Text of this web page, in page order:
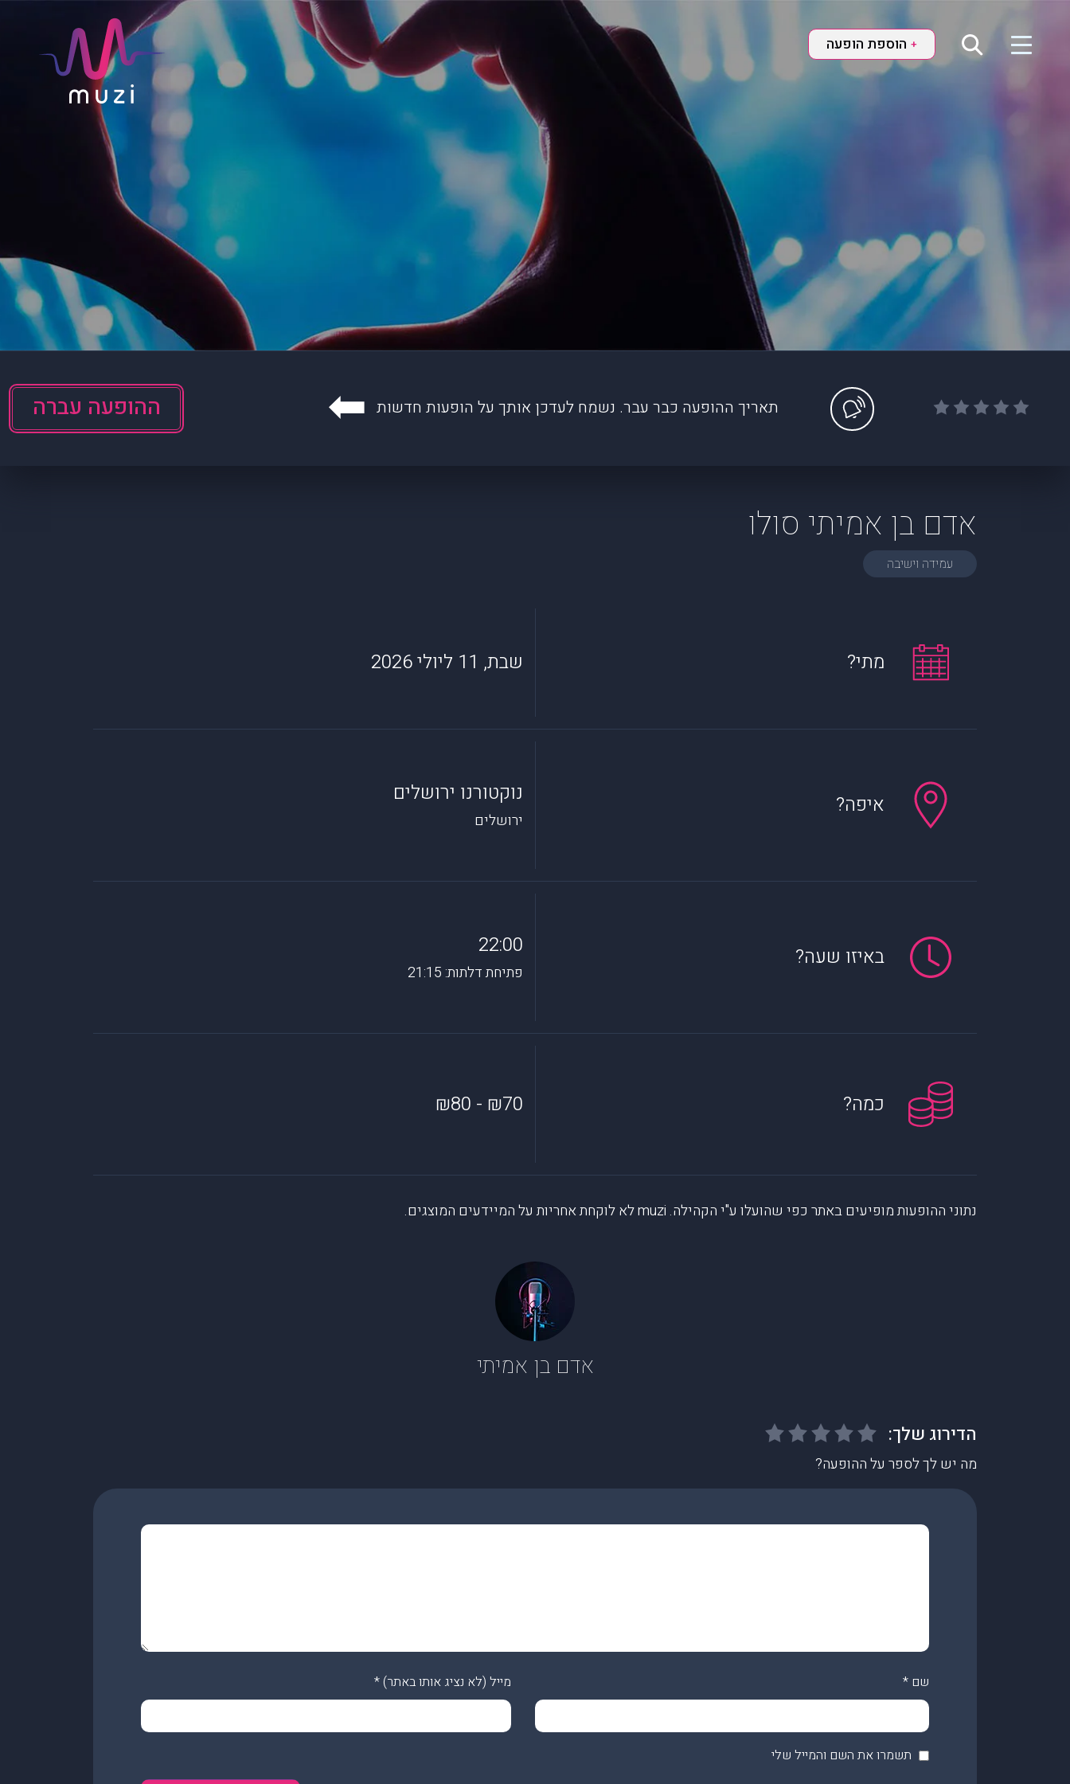
+ הוספת הופעה
תאריך ההופעה כבר עבר. נשמח לעדכן אותך על הופעות חדשות ההופעה עברה
אדם בן אמיתי סולו
עמידה וישיבה
מתי? שבת, 11 ליולי 2026
איפה? נוקטורנו ירושלים
ירושלים
באיזו שעה? 22:00
פתיחת דלתות: 21:15
כמה? ₪70 - ₪80
נתוני ההופעות מופיעים באתר כפי שהועלו ע"י הקהילה. muzi לא לוקחת אחריות על המיידעים המוצגים.
אדם בן אמיתי
מה יש לך לספר על ההופעה?
שם * מייל (לא נציג אותו באתר) *
תשמרו את השם והמייל שלי